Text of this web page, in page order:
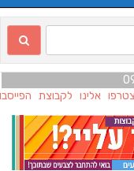
אלינו לקבוצת